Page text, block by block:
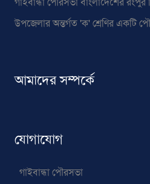
উপজেলার অন্তর্গত 'ক' শ্রেণির একটি
আমাদের সম্পর্কে
যোগাযোগ
গাইবান্ধা পৌরসভা